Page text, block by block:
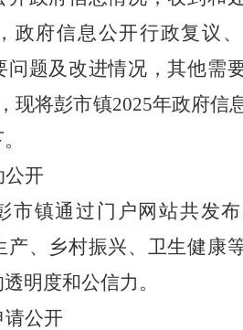
政府信息公开行政复议
问题及改进情况，其他需
现将彭市镇2025年政府信
公开
市镇通过门户网站共发
产、乡村振兴、卫生健康
明度和公信力。
请公开